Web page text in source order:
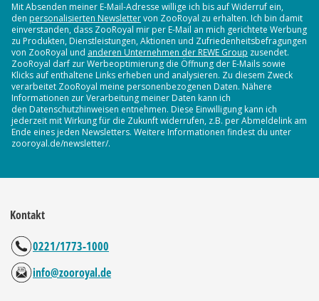
Mit Absenden meiner E-Mail-Adresse willige ich bis auf Widerruf ein,
den personalisierten Newslettervon ZooRoyal zu erhalten. Ich bin damit
einverstanden, dass ZooRoyal mir per E-Mail an mich gerichtete Werbung
zu Produkten, Dienstleistungen, Aktionen und Zufriedenheitsbefragungen
von ZooRoyal und anderen Unternehmen der REWE Group zusendet.
ZooRoyal darf zur Werbeoptimierung die Öffnung der E-Mails sowie
Klicks auf enthaltene Links erheben und analysieren. Zu diesem Zweck
verarbeitet ZooRoyal meine personenbezogenen Daten. Nähere
Informationen zur Verarbeitung meiner Daten kann ich
den Datenschutzhinweisen entnehmen. Diese Einwilligung kann ich
jederzeit mit Wirkung für die Zukunft widerrufen, z.B. per Abmeldelink am
Ende eines jeden Newsletters. Weitere Informationen findest du unter
zooroyal.de/newsletter/.
Kontakt
0221/1773-1000
info@zooroyal.de